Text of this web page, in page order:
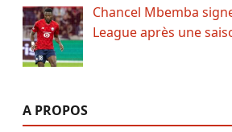
Chancel Mbemba
League après une
A PROPOS